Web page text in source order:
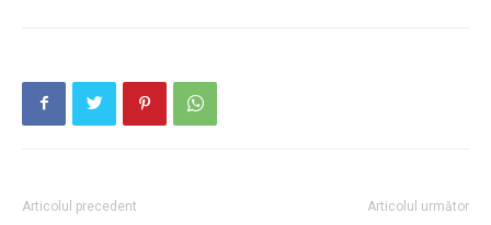
Articolul precedent Articolul următor